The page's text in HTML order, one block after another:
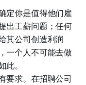
定你是值得他们雇
出工薪问题；任何
其公司创造利润
一个人不可能去做
此。
要求。在招聘公司